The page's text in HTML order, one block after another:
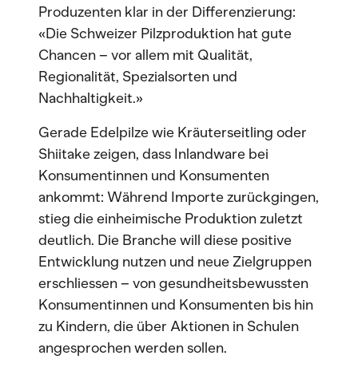
Produzenten klar in der Differenzierung:
«Die Schweizer Pilzproduktion hat gute
Chancen – vor allem mit Qualität,
Regionalität, Spezialsorten und
Nachhaltigkeit.»
Gerade Edelpilze wie Kräuterseitling oder
Shiitake zeigen, dass Inlandware bei
Konsumentinnen und Konsumenten
ankommt: Während Importe zurückgingen,
stieg die einheimische Produktion zuletzt
deutlich. Die Branche will diese positive
Entwicklung nutzen und neue Zielgruppen
erschliessen – von gesundheitsbewussten
Konsumentinnen und Konsumenten bis hin
zu Kindern, die über Aktionen in Schulen
angesprochen werden sollen.